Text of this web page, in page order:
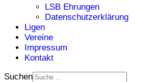
LSB Ehrungen
Datenschutzerklärung
Ligen
Vereine
Impressum
Kontakt
Suchen